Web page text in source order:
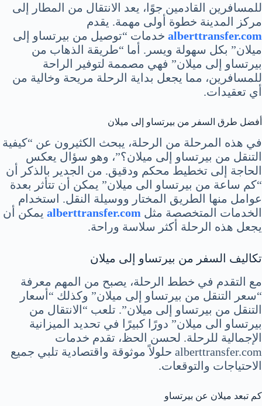
للمسافرين القادمين جوًا، يعد الانتقال من المطار إلى
مركز المدينة خطوة أولى مهمة. يقدم
alberttransfer.com خدمات “توصيل من بيرتساو إلى
ميلان” بكل سهولة ويسر. أما “طريقة الذهاب من
بيرتساو إلى ميلان” فهي مصممة لتوفير الراحة
للمسافرين، مما يجعل بداية الرحلة مريحة وخالية من
أي تعقيدات.
أفضل طرق السفر من بيرتساو إلى ميلان
في هذه المرحلة من الرحلة، يبحث الكثيرون عن “كيفية
التنقل من بيرتساو إلى ميلان؟”، وهو سؤال يعكس
الحاجة إلى تخطيط محكم ودقيق. من الجدير بالذكر أن
“كم ساعة من بيرتساو الى ميلان” يمكن أن تتأثر بعدة
عوامل منها الطريق المختار ووسيلة النقل. استخدام
الخدمات المتخصصة مثل alberttransfer.com يمكن أن
يجعل هذه الرحلة أكثر سلاسة وراحة.
تكاليف السفر من بيرتساو إلى ميلان
مع التقدم في خطط الرحلة، يصبح من المهم معرفة
“سعر التنقل من بيرتساو إلى ميلان” وكذلك “أسعار
التنقل من بيرتساو إلى ميلان”. تلعب “الانتقال من
بيرتساو الى ميلان” دورًا كبيرًا في تحديد الميزانية
الإجمالية للرحلة. لحسن الحظ، تقدم خدمات
alberttransfer.com حلولاً موثوقة واقتصادية تلبي جميع
الاحتياجات والتوقعات.
كم تبعد ميلان عن بيرتساو